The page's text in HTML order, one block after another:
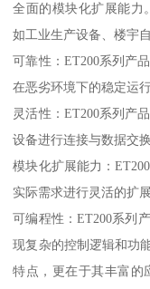
全面的模块化扩展能力
如工业生产设备、楼宇
可靠性：ET200系列产
在恶劣环境下的稳定运行
灵活性：ET200系列产
设备进行连接与数据交换
模块化扩展能力：
实际需求进行灵活的扩
可编程性：ET200系列
现复杂的控制逻辑和功
特点，更在于其丰富的